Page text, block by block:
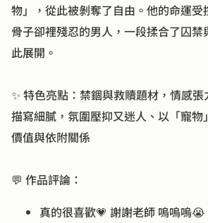
物」，從此被剝奪了自由。他的命運受
骨子卻裡殘忍的男人，一段揉合了囚
此展開。
✨ 特色亮點：禁錮與救贖題材，情感
描寫細膩，氛圍壓抑又迷人、以「寵
價值與依附關係
💬 作品評論：
真的很喜歡💗 謝謝老師 嗚嗚嗚😭